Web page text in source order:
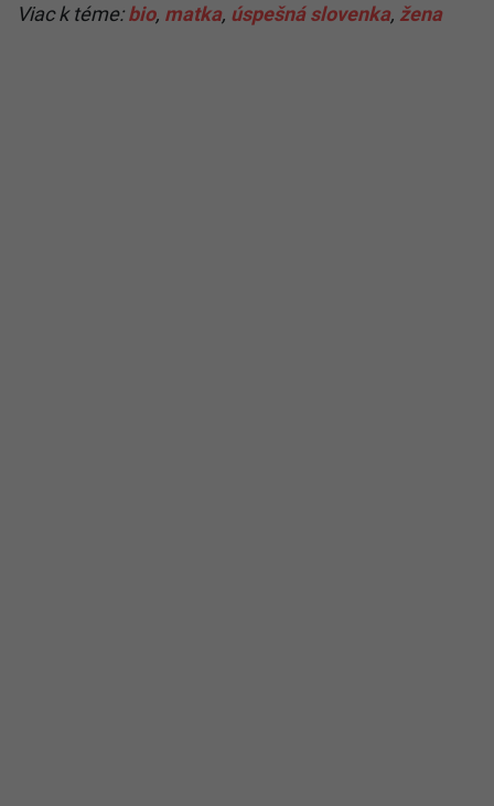
Viac k téme:bio, matka, úspešná slovenka, žena